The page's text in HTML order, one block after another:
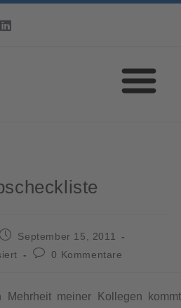
September 15, 2011
0 Kommentare
Mehrheit meiner Kollegen kommt